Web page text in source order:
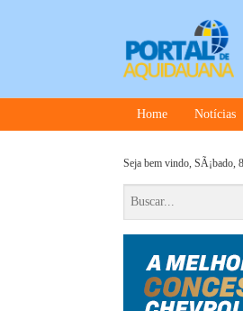
Home Notícias
Seja bem vindo, SÃ¡bado,